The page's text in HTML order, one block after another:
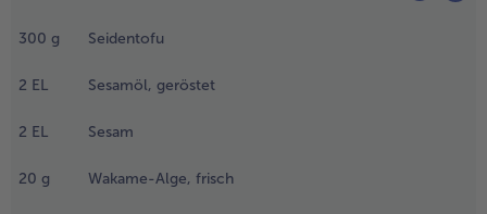
300 g Seidentofu
2 EL Sesamöl, geröstet
2 EL Sesam
20 g Wakame-Alge, frisch
und